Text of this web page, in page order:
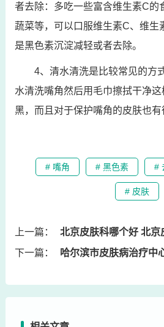
者去除：多吃一些富含维生素C的
蔬菜等，可以口服维生素C、维生
是黑色素沉淀减轻或者去除。
4、清水清洗是比较常见的方
水清洗嘴角然后用毛巾擦拭干净
黑，而且对于保护嘴角的皮肤也有
# 嘴角 # 黑色素 #
# 皮肤
上一篇：
北京皮肤科哪个好 北京
下一篇：
哈尔滨市皮肤病治疗中心 哈